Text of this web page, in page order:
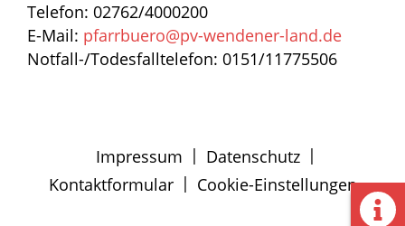
Telefon: 02762/4000200
E-Mail: pfarrbuero@pv-wendener-land.de
Notfall-/Todesfalltelefon: 0151/11775506
Impressum | Datenschutz |
Kontaktformular | Cookie-Einstellungen